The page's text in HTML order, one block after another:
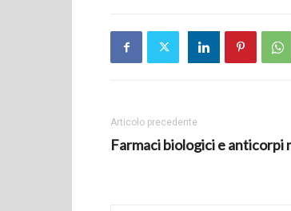
Articolo precedente
Farmaci biologici e anticorpi